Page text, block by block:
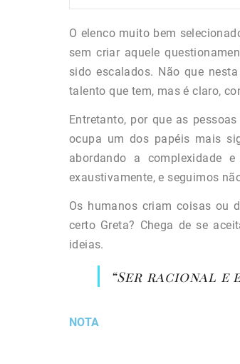
O elenco muito bem
sem criar aquele
sido escalados. Não que
talento que tem, mas é claro,
Entretanto, por que as
ocupa um dos papéis mais
abordando a complexidade
exaustivamente, e seguimos
Os humanos criam coisas ou
certo Greta? Chega de se
ideias.
“Ser racional e
NOTA